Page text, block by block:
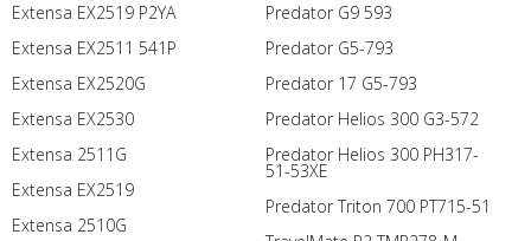
Extensa EX2519 P2YA
Extensa EX2511 541P
Extensa EX2520G
Extensa EX2530
Extensa 2511G
Extensa EX2519
Extensa 2510G
Predator G9 593
Predator G5-793
Predator 17 G5-793
Predator Helios 300 G3-572
Predator Helios 300 PH317-
51-53XE
Predator Triton 700 PT715-51